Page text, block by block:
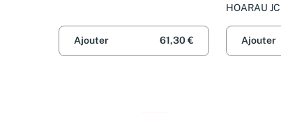
Ajouter 61,30 €
HOARAU JC
Ajouter